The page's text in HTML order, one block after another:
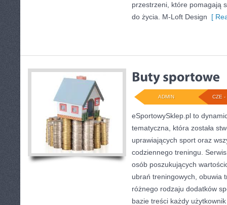
przestrzeni, które pomagają
do życia. M-Loft Design [
CZE -
ADMIN
eSportowySklep.pl to
tematyczna, która została
uprawiających sport oraz
codziennego treningu.
osób poszukujących
ubrań treningowych, obuwia
różnego rodzaju dodatków
bazie treści każdy